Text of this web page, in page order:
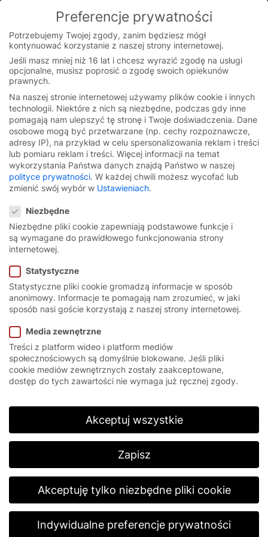
You are currently on the Polish website.
Switch to the English version.
Continue
Skip
content
Szybkobieżna brama
rolowana
Touch.
Elastyczna i
wielofunkcyjna brama
Szybkobieżna brama rolowana EFA-SRT® Soft
Touch to wewnętrzna brama przemysłowa
zaprojektowana z myślą o intensywnym
użytkowaniu w strefach o dużym natężeniu ruchu.
Odporna na kolizje, niezawodna pod względem
funkcjonalnym, zajmująca mało miejsca i
wymagająca niewielkiej konserwacji.
Preferencje prywatności
Potrzebujemy Twojej zgody, zanim będziesz mógł
kontynuować korzystanie z naszej strony internetowej.
Jeśli masz mniej niż 16 lat i chcesz wyrazić zgodę na usługi
opcjonalne, musisz poprosić o zgodę swoich opiekunów
prawnych.
Na naszej stronie internetowej używamy plików cookie i innych
technologii. Niektóre z nich są niezbędne, podczas gdy inne
pomagają nam ulepszyć tę stronę i Twoje doświadczenia. Dane
osobowe mogą być przetwarzane (np. cechy rozpoznawcze,
adresy IP), na przykład w celu spersonalizowania reklam i treści
lub pomiaru reklam i treści. Więcej informacji na temat
wykorzystania Państwa danych znajdą Państwo w naszej
polityce prywatności. W każdej chwili możesz wycofać lub
zmienić swój wybór w Ustawieniach.
Niezbędne
Niezbędne pliki cookie zapewniają podstawowe funkcje i
są wymagane do prawidłowego funkcjonowania strony
internetowej.
Statystyczne
Statystyczne pliki cookie gromadzą informacje w sposób
anonimowy. Informacje te pomagają nam zrozumieć, w jaki
sposób nasi goście korzystają z naszej strony internetowej.
Media zewnętrzne
Treści z platform wideo i platform mediów
społecznościowych są domyślnie blokowane. Jeśli pliki
cookie mediów zewnętrznych zostały zaakceptowane,
dostęp do tych zawartości nie wymaga już ręcznej zgody.
Akceptuj wszystkie
Zapisz
Akceptuję tylko niezbędne pliki cookie
Indywidualne preferencje prywatności